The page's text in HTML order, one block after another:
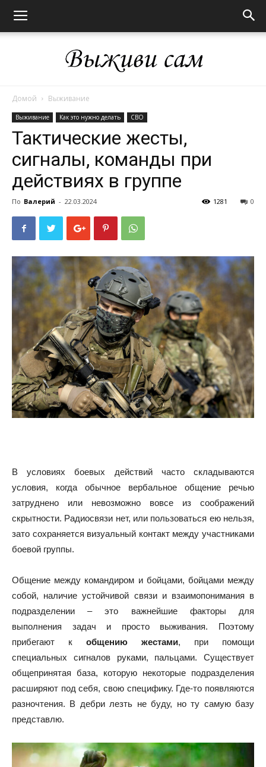
сам
Домой Выживание
Выживание Как это нужно делать СВО
Тактические жесты,
сигналы, команды при
действиях в группе
По Валерий - 22.03.2024 0
1281
В условиях боевых действий часто складываются
условия, когда обычное вербальное общение речью
затруднено или невозможно вовсе из соображений
скрытности. Радиосвязи нет, или пользоваться ею нельзя,
зато сохраняется визуальный контакт между участниками
боевой группы.
Общение между командиром и бойцами, бойцами между
собой, наличие устойчивой связи и взаимопонимания в
подразделении – это важнейшие факторы для
выполнения задач и просто выживания. Поэтому
прибегают к общению жестами, при помощи
специальных сигналов руками, пальцами. Существует
общепринятая база, которую некоторые подразделения
расширяют под себя, свою специфику. Где-то появляются
разночтения. В дебри лезть не буду, но ту самую базу
представлю.